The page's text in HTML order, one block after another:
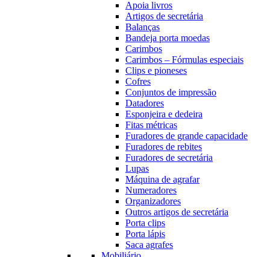
Apoia livros
Artigos de secretária
Balanças
Bandeja porta moedas
Carimbos
Carimbos – Fórmulas especiais
Clips e pioneses
Cofres
Conjuntos de impressão
Datadores
Esponjeira e dedeira
Fitas métricas
Furadores de grande capacidade
Furadores de rebites
Furadores de secretária
Lupas
Máquina de agrafar
Numeradores
Organizadores
Outros artigos de secretária
Porta clips
Porta lápis
Saca agrafes